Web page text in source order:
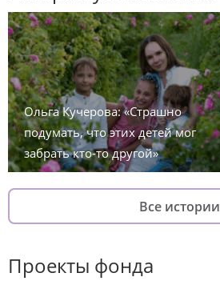
Ольга Кучерова: «Страшно
подумать, что этих детей мог
забрать кто-то другой»
Все истории
Проекты фонда